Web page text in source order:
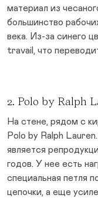
материал из
большинство
века. Из-за синего
travail, что
2. Polo by Ralph
На стене, рядом с
Polo by Ralph
является
годов. У нее есть
специальная петля
цепочки, а еще